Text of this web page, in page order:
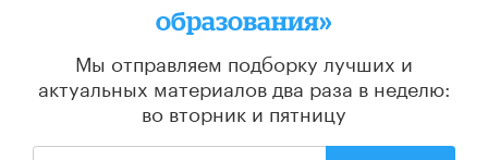
образования»
Мы отправляем подборку лучших и
актуальных материалов два раза в неделю:
во вторник и пятницу